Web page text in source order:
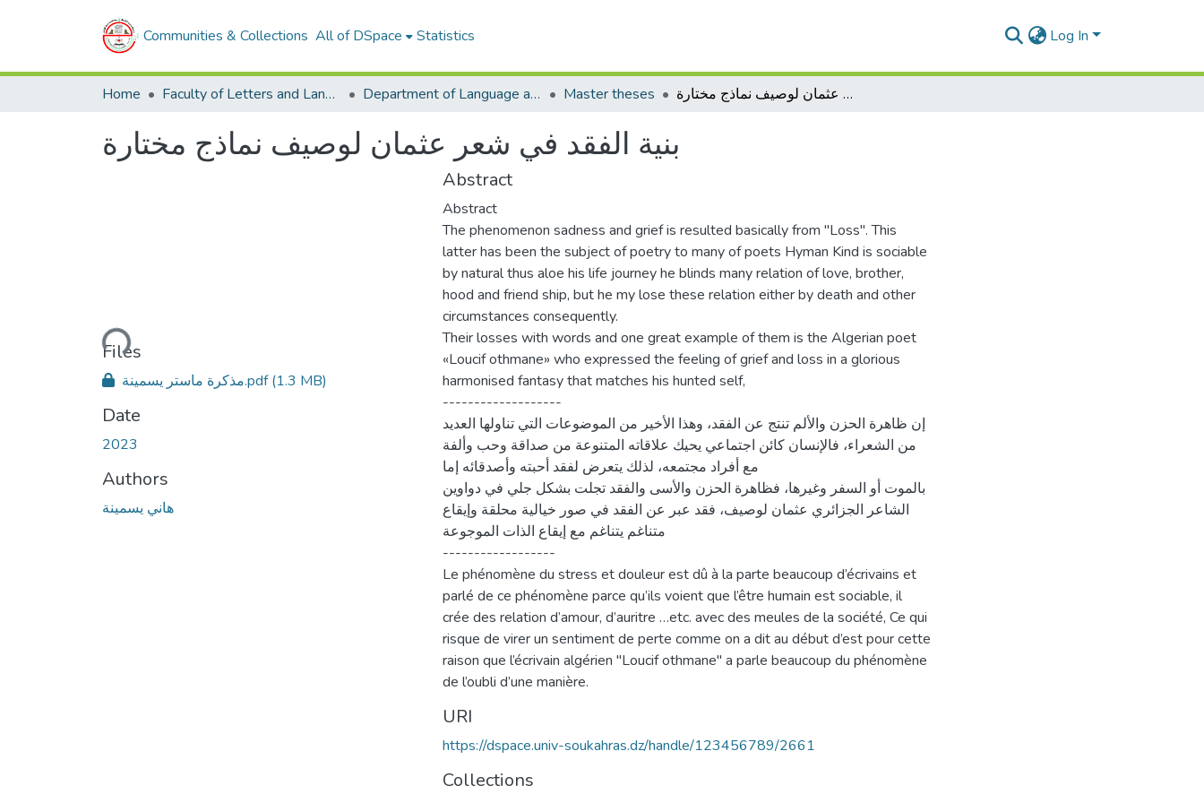
Communities & Collections All of DSpace Statistics Log In
Home Faculty of Letters and Languages Department of Language and Arabic literature Master theses بنية الفقد في شعر عثمان لوصيف نماذج مختارة
بنية الفقد في شعر عثمان لوصيف نماذج مختارة
Loading...
Files
مذكرة ماستر يسمينة.pdf(1.3 MB)
Date
2023
Authors
هاني يسمينة
Abstract
Abstract
The phenomenon sadness and grief is resulted basically from "Loss". This
latter has been the subject of poetry to many of poets Hyman Kind is sociable
by natural thus aloe his life journey he blinds many relation of love, brother,
hood and friend ship, but he my lose these relation either by death and other
circumstances consequently.
Their losses with words and one great example of them is the Algerian poet
«Loucif othmane» who expressed the feeling of grief and loss in a glorious
harmonised fantasy that matches his hunted self,
-------------------
إن ظاهرة الحزن والألم تنتج عن الفقد، وهذا الأخير من الموضوعات التي تناولها العديد
من الشعراء، فالإنسان كائن اجتماعي يحيك علاقاته المتنوعة من صداقة وحب وألفة
مع أفراد مجتمعه، لذلك يتعرض لفقد أحبته وأصدقائه إما
بالموت أو السفر وغيرها، فظاهرة الحزن والأسى والفقد تجلت بشكل جلي في دواوين
الشاعر الجزائري عثمان لوصيف، فقد عبر عن الفقد في صور خيالية محلقة وإيقاع
متناغم يتناغم مع إيقاع الذات الموجوعة
------------------
Le phénomène du stress et douleur est dû à la parte beaucoup d’écrivains et
parlé de ce phénomène parce qu’ils voient que l’être humain est sociable, il
crée des relation d’amour, d’auritre …etc. avec des meules de la société, Ce qui
risque de virer un sentiment de perte comme on a dit au début d’est pour cette
raison que l’écrivain algérien "Loucif othmane" a parle beaucoup du phénomène
de l’oubli d’une manière.
URI
https://dspace.univ-soukahras.dz/handle/123456789/2661
Collections